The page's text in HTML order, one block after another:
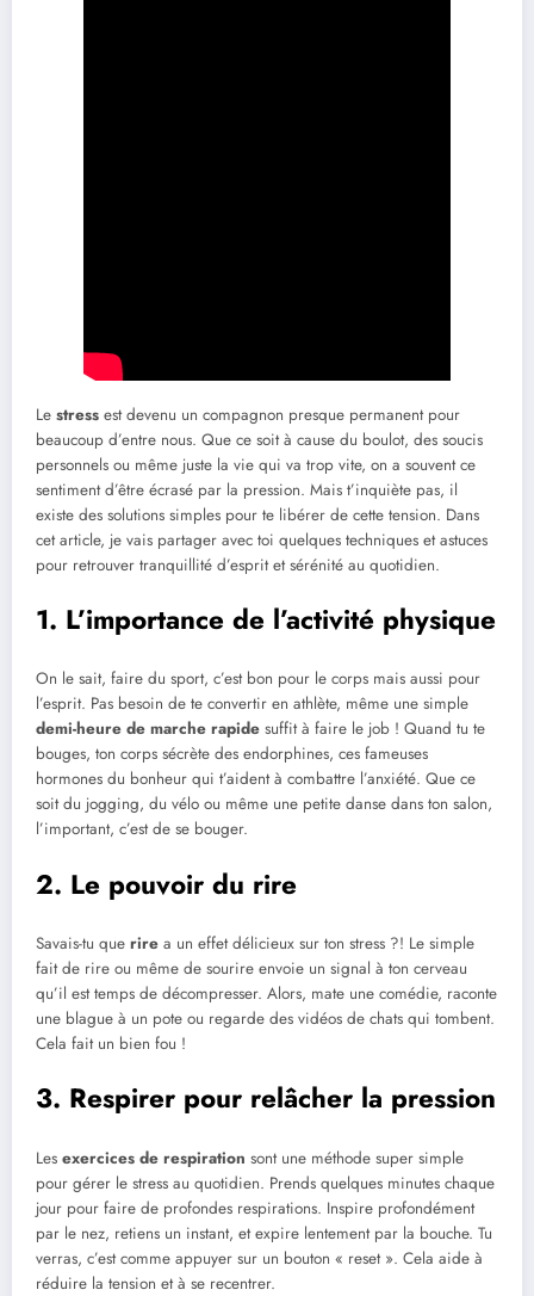
Le stress est devenu un compagnon presque permanent pour
beaucoup d’entre nous. Que ce soit à cause du boulot, des soucis
personnels ou même juste la vie qui va trop vite, on a souvent ce
sentiment d’être écrasé par la pression. Mais t’inquiète pas, il
existe des solutions simples pour te libérer de cette tension. Dans
cet article, je vais partager avec toi quelques techniques et astuces
pour retrouver tranquillité d’esprit et sérénité au quotidien.
1. L’importance de l’activité physique
On le sait, faire du sport, c’est bon pour le corps mais aussi pour
l’esprit. Pas besoin de te convertir en athlète, même une simple
demi-heure de marche rapide suffit à faire le job ! Quand tu te
bouges, ton corps sécrète des endorphines, ces fameuses
hormones du bonheur qui t’aident à combattre l’anxiété. Que ce
soit du jogging, du vélo ou même une petite danse dans ton salon,
l’important, c’est de se bouger.
2. Le pouvoir du rire
Savais-tu que rire a un effet délicieux sur ton stress ?! Le simple
fait de rire ou même de sourire envoie un signal à ton cerveau
qu’il est temps de décompresser. Alors, mate une comédie, raconte
une blague à un pote ou regarde des vidéos de chats qui tombent.
Cela fait un bien fou !
3. Respirer pour relâcher la pression
Les exercices de respiration sont une méthode super simple
pour gérer le stress au quotidien. Prends quelques minutes chaque
jour pour faire de profondes respirations. Inspire profondément
par le nez, retiens un instant, et expire lentement par la bouche. Tu
verras, c’est comme appuyer sur un bouton « reset ». Cela aide à
réduire la tension et à se recentrer.